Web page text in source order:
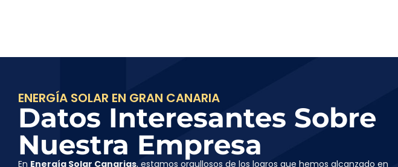
ENERGÍA SOLAR EN GRAN CANARIA
Datos Interesantes Sobre
Nuestra Empresa
En Energía Solar Canarias, estamos orgullosos de los logros que hemos alcanzado en